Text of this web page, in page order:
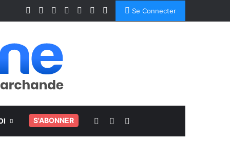
FacebookLinkedinYouTubeInstagram
SpotifyTikTokSe Connecter
S'ABONNER Voir votre panier
Switch skin